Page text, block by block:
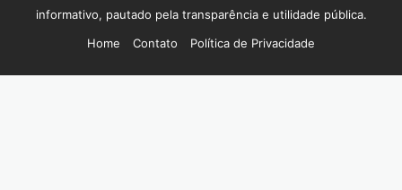
informativo, pautado pela transparência e utilidade pública.
Home
Contato Política de Privacidade